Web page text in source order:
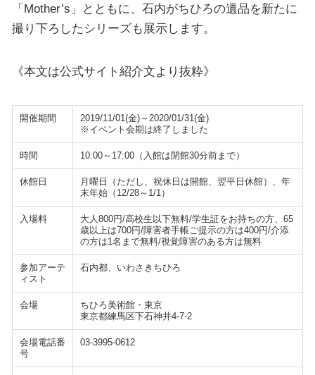
「Mother’s」とともに、石内がちひろの遺品を新たに
撮り下ろしたシリーズも展示します。
《本文は公式サイト紹介文より抜粋》
開催期間
2019/11/01(金)～2020/01/31(金)
※イベント会期は終了しました
時間 10:00～17:00（入館は閉館30分前まで）
休館日
月曜日（ただし、祝休日は開館、翌平日休館）、年
末年始（12/28～1/1）
入場料
大人800円/高校生以下無料/学生証をお持ちの方、65
歳以上は700円/障害者手帳ご提示の方は400円/介添
の方は1名まで無料/視覚障害のある方は無料
参加アーテ
ィスト
石内都、いわさきちひろ
会場
ちひろ美術館・東京
東京都練馬区下石神井4-7-2
会場電話番
号
03-3995-0612